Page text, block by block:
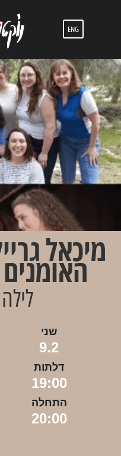
ENG
מיכאל
שני
9.2
דלתות
19:00
התחלה
20:00